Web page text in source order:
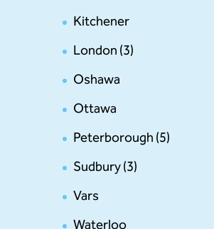
Kitchener
London (3)
Oshawa
Ottawa
Peterborough (5)
Sudbury (3)
Vars